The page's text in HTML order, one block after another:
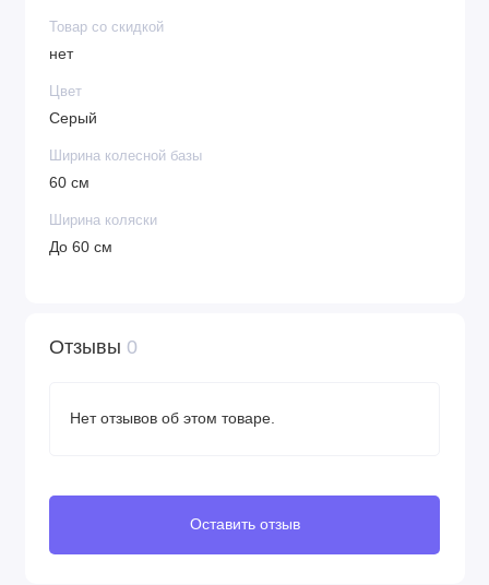
Товар со скидкой
нет
Цвет
Серый
Ширина колесной базы
60 см
Ширина коляски
До 60 см
Отзывы 0
Нет отзывов об этом товаре.
Оставить отзыв